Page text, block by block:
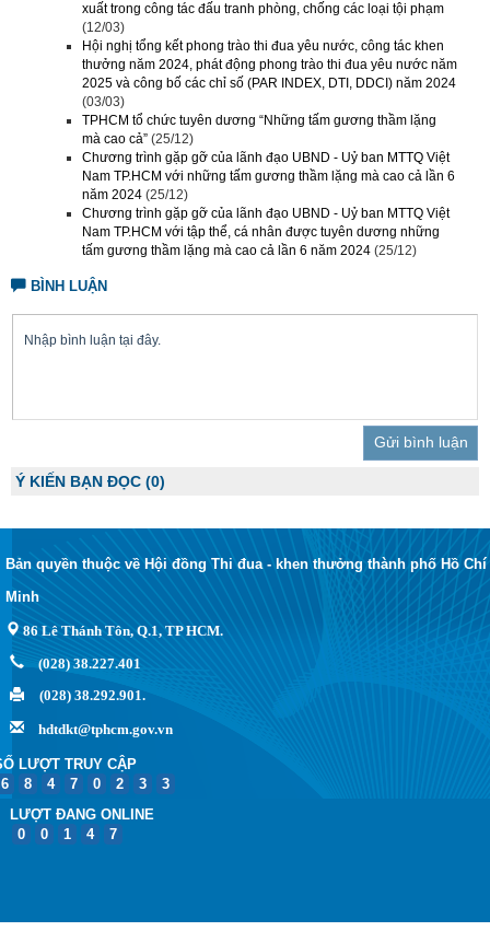
xuất trong công tác đấu tranh phòng, chống các loại tội phạm
(12/03)
Hội nghị tổng kết phong trào thi đua yêu nước, công tác khen
thưởng năm 2024, phát động phong trào thi đua yêu nước năm
2025 và công bố các chỉ số (PAR INDEX, DTI, DDCI) năm 2024
(03/03)
TPHCM tổ chức tuyên dương “Những tấm gương thầm lặng
mà cao cả” (25/12)
Chương trình gặp gỡ của lãnh đạo UBND - Uỷ ban MTTQ Việt
Nam TP.HCM với những tấm gương thầm lặng mà cao cả lần 6
năm 2024 (25/12)
Chương trình gặp gỡ của lãnh đạo UBND - Uỷ ban MTTQ Việt
Nam TP.HCM với tập thể, cá nhân được tuyên dương những
tấm gương thầm lặng mà cao cả lần 6 năm 2024 (25/12)
BÌNH LUẬN
Trả lời
Ý KIẾN BẠN ĐỌC(0)
Bản quyền thuộc về Hội đồng Thi đua - khen thưởng thành phố Hồ Chí
Minh
86 Lê Thánh Tôn, Q.1, TP HCM.
(028) 38.227.401
(028) 38.292.901.
hdtdkt@tphcm.gov.vn
LƯỢT TRUY CẬP
6
8 4 7 0 2 3
3
LƯỢT ĐANG ONLINE
0
0 1 4 7